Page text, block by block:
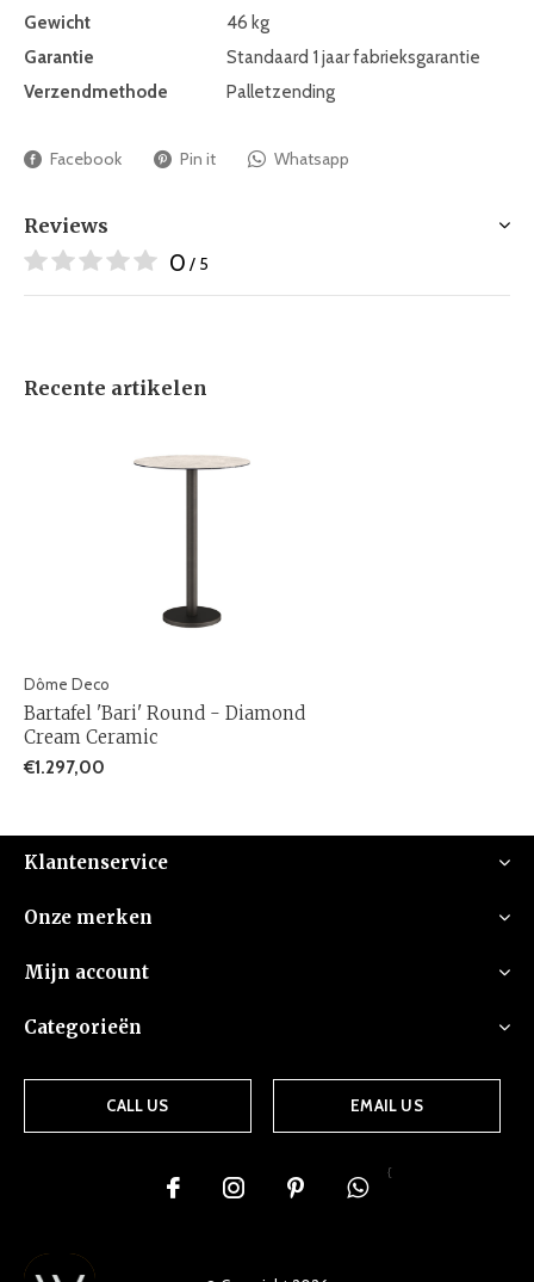
Gewicht
46 kg
Garantie
Standaard 1 jaar fabrieksgarantie
Verzendmethode
Palletzending
Facebook Pin it Whatsapp
Reviews
0 / 5
Recente artikelen
Dôme Deco
Bartafel 'Bari' Round - Diamond
Cream Ceramic
€1.297,00
Klantenservice
Onze merken
Mijn account
Categorieën
CALL US EMAIL US
{